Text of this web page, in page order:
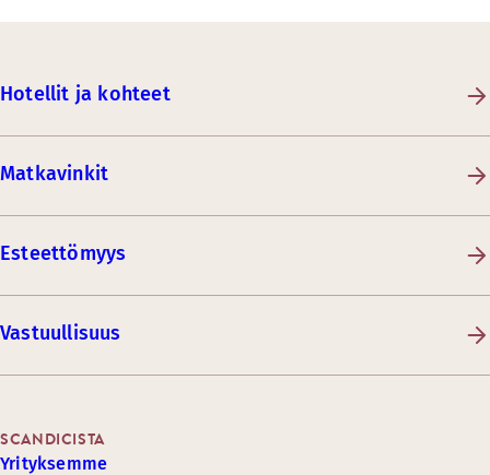
Hotellit ja kohteet
Matkavinkit
Esteettömyys
Vastuullisuus
SCANDICISTA
Yrityksemme